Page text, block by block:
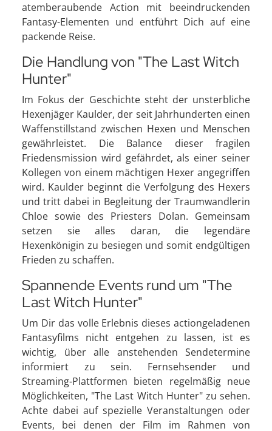
atemberaubende Action mit beeindruckenden
Fantasy-Elementen und entführt Dich auf eine
packende Reise.
Die Handlung von "The Last Witch
Hunter"
Im Fokus der Geschichte steht der unsterbliche
Hexenjäger Kaulder, der seit Jahrhunderten einen
Waffenstillstand zwischen Hexen und Menschen
gewährleistet. Die Balance dieser fragilen
Friedensmission wird gefährdet, als einer seiner
Kollegen von einem mächtigen Hexer angegriffen
wird. Kaulder beginnt die Verfolgung des Hexers
und tritt dabei in Begleitung der Traumwandlerin
Chloe sowie des Priesters Dolan. Gemeinsam
setzen sie alles daran, die legendäre
Hexenkönigin zu besiegen und somit endgültigen
Frieden zu schaffen.
Spannende Events rund um "The
Last Witch Hunter"
Um Dir das volle Erlebnis dieses actiongeladenen
Fantasyfilms nicht entgehen zu lassen, ist es
wichtig, über alle anstehenden Sendetermine
informiert zu sein. Fernsehsender und
Streaming-Plattformen bieten regelmäßig neue
Möglichkeiten, "The Last Witch Hunter" zu sehen.
Achte dabei auf spezielle Veranstaltungen oder
Events, bei denen der Film im Rahmen von